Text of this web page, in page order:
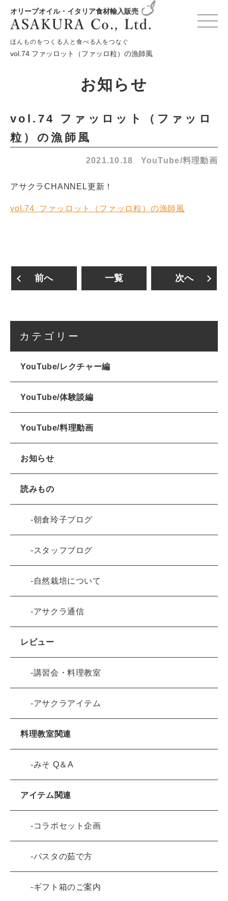
オリーブオイル・イタリア食材輸入販売
ほんものをつくる人と食べる人をつなぐ
HOME お知らせ
YouTube/料理動画
vol.74 ファッロット（ファッロ粒）の漁師風
お知らせ
vol.74 ファッロット（ファッロ
粒）の漁師風
2021.10.18 YouTube/料理動画
アサクラCHANNEL更新！
vol.74 ファッロット（ファッロ粒）の漁師風
前へ 一覧 次へ
カテゴリー
YouTube/レクチャー編
YouTube/体験談編
YouTube/料理動画
お知らせ
読みもの
朝倉玲子ブログ
スタッフブログ
自然栽培について
アサクラ通信
レビュー
講習会・料理教室
アサクラアイテム
料理教室関連
みそ Q＆A
アイテム関連
コラボセット企画
パスタの茹で方
ギフト箱のご案内